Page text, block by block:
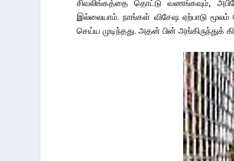
சிவலிங்கத்தை தொட்டு வணங்கவும்,
இல்லையாம். நாங்கள் விசேஷ ஏற்பாடு
செய்ய முடிந்தது. அதன் பின் அங்கிருந்துக்